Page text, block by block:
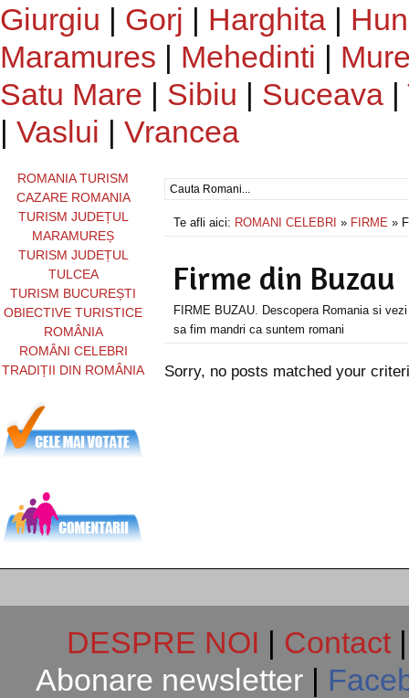
Giurgiu | Gorj | Harghita |
Maramures | Mehedinti |
Satu Mare | Sibiu | Suceava |
| Vaslui | Vrancea
Te afli aici: ROMANI CELEBRI » FIRME »
Firme din Buzau
FIRME BUZAU. Descopera Romania si
sa fim mandri ca suntem romani
Sorry, no posts matched your
ROMANIA TURISM
CAZARE ROMANIA
TURISM JUDEȚUL
MARAMUREȘ
TURISM JUDEȚUL
TULCEA
TURISM BUCUREȘTI
OBIECTIVE TURISTICE
ROMÂNIA
ROMÂNI CELEBRI
TRADIȚII DIN ROMÂNIA
DESPRE NOI | Contact
Abonare newsletter |